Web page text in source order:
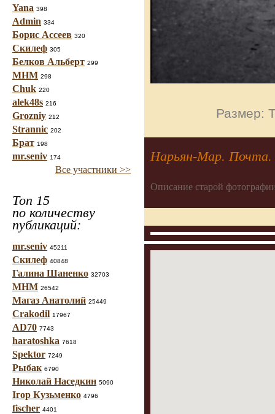
Yana 398
Admin 334
Борис Ассеев 320
Скилеф 305
Белков Альберт 299
МНМ 298
Chuk 220
alek48s 216
Grozniy 212
Strannic 202
Брат 198
mr.seniv 174
Все участники >>
Топ 15
по количеству
публикаций:
mr.seniv 45211
Скилеф 40848
Галина Шаненко 32703
МНМ 26542
Магаз Анатолий 25449
Crakodil 17967
AD70 7743
haratoshka 7618
Spektor 7249
Рыбак 6790
Николай Наседкин 5090
Ігор Кузьменко 4796
fischer 4401
Размер:
Нарьян-Мар. Почта.
Описание старой